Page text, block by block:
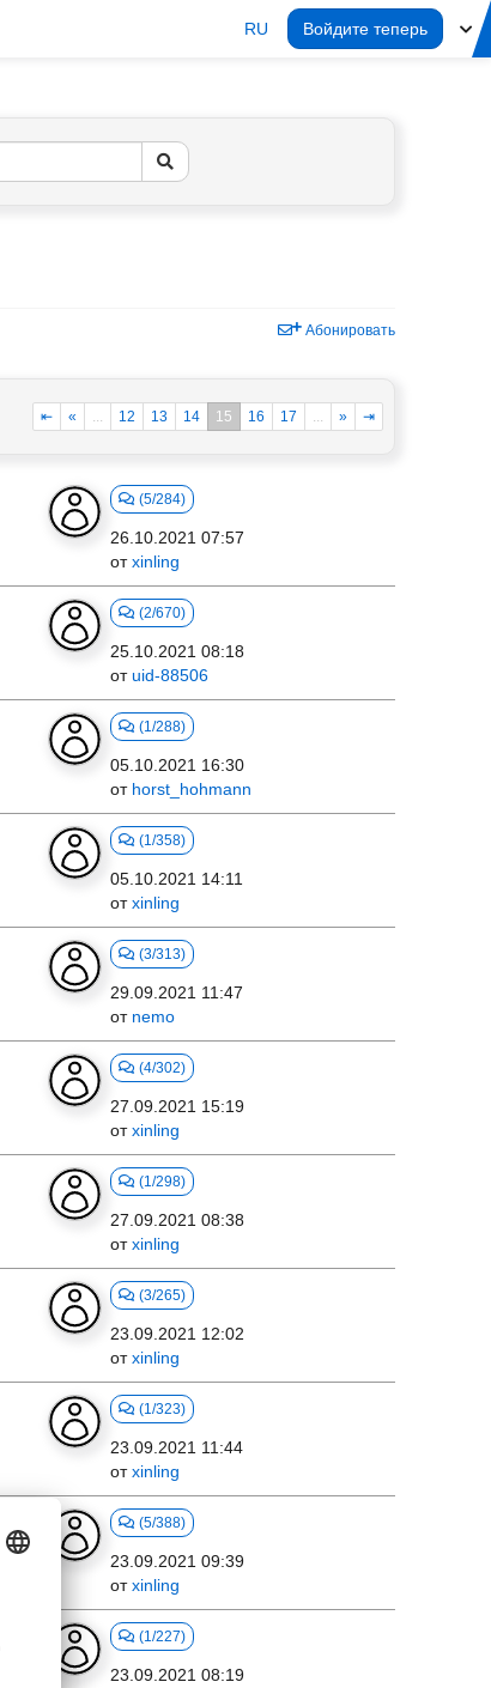
RU Войдите теперь
Абонировать
⇤ « ... 12 13 14 15 16 17 ... » ⇥
(5/284)
26.10.2021 07:57
от xinling
(2/670)
25.10.2021 08:18
от uid-88506
(1/288)
05.10.2021 16:30
от horst_hohmann
(1/358)
05.10.2021 14:11
от xinling
(3/313)
29.09.2021 11:47
от nemo
(4/302)
27.09.2021 15:19
от xinling
(1/298)
27.09.2021 08:38
от xinling
(3/265)
23.09.2021 12:02
от xinling
(1/323)
23.09.2021 11:44
от xinling
(5/388)
23.09.2021 09:39
от xinling
(1/227)
23.09.2021 08:19